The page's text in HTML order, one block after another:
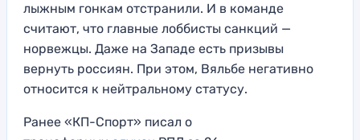
лыжным гонкам отстранили. И в команде
считают, что главные лоббисты санкций —
норвежцы. Даже на Западе есть призывы
вернуть россиян. При этом, Вяльбе негативно
относится к нейтральному статусу.
Ранее «КП-Спорт» писал о